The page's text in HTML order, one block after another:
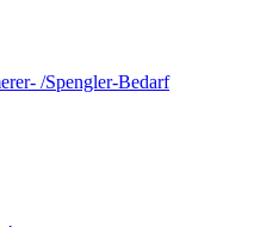
/Spengler-Bedarf